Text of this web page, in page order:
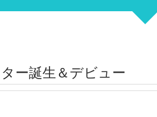
ー誕生＆デビュー